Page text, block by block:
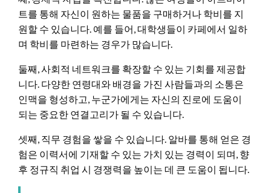
트를 통해 자신이 원하는 물품을 구매하거나 학비를 지
원할 수 있습니다. 예를 들어, 대학생들이 카페에서 일하
며 학비를 마련하는 경우가 많습니다.
둘째, 사회적 네트워크를 확장할 수 있는 기회를 제공합
니다. 다양한 연령대와 배경을 가진 사람들과의 소통은
인맥을 형성하고, 누군가에게는 자신의 진로에 도움이
되는 중요한 연결고리가 될 수 있습니다.
셋째, 직무 경험을 쌓을 수 있습니다. 알바를 통해 얻은 경
험은 이력서에 기재할 수 있는 가치 있는 경력이 되며, 향
후 정규직 취업 시 경쟁력을 높이는 데 큰 도움이 됩니다.